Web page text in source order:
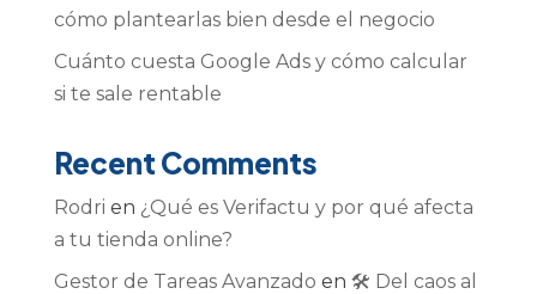
cómo plantearlas bien desde el negocio
Cuánto cuesta Google Ads y cómo calcular
si te sale rentable
Recent Comments
Rodri en ¿Qué es Verifactu y por qué afecta
a tu tienda online?
Gestor de Tareas Avanzado en 🛠️ Del caos al